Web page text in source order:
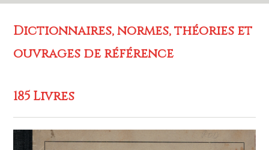
Dictionnaires, normes, théories et
ouvrages de référence
185 Livres